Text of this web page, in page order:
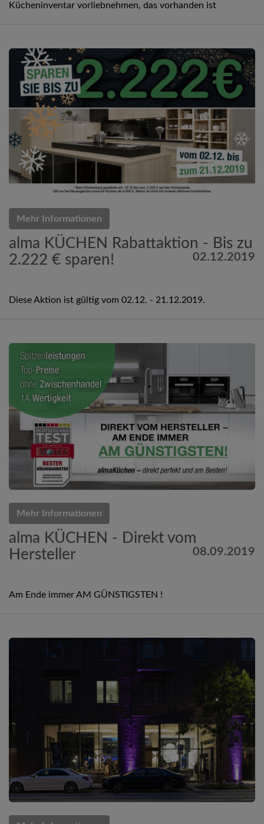
Kücheninventar vorliebnehmen, das vorhanden ist
Mehr Informationen
alma KÜCHEN Rabattaktion - Bis zu
2.222 € sparen!
02.12.2019
Diese Aktion ist gültig vom 02.12. - 21.12.2019.
Mehr Informationen
alma KÜCHEN - Direkt vom
Hersteller
08.09.2019
Am Ende immer AM GÜNSTIGSTEN !